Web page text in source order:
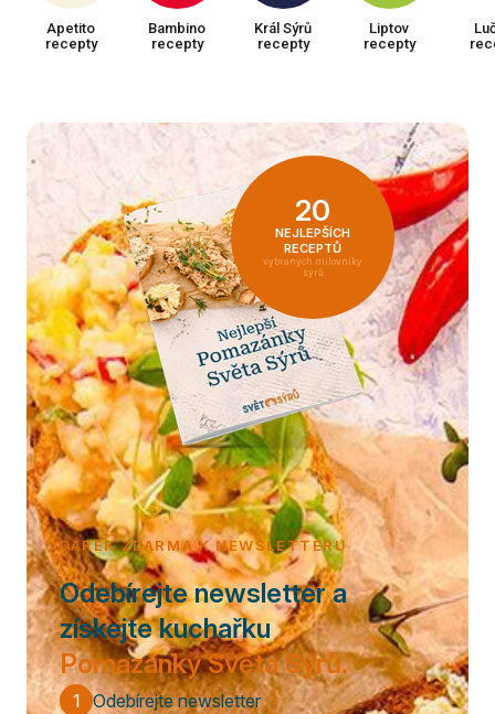
Apetito
recepty
Bambino
recepty
Král Sýrů
recepty
Liptov
recepty
20
NEJLEPŠÍCH
RECEPTŮ
vybraných milovníky
sýrů
DÁREK ZDARMA K NEWSLETTERU
Odebírejte newsletter a
získejte kuchařku
Pomazánky Světa Sýrů.
1 Odebírejte newsletter